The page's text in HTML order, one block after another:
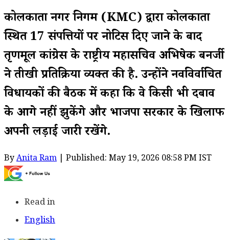
कोलकाता नगर निगम (KMC) द्वारा कोलकाता
स्थित 17 संपत्तियों पर नोटिस दिए जाने के बाद
तृणमूल कांग्रेस के राष्ट्रीय महासचिव अभिषेक बनर्जी
ने तीखी प्रतिक्रिया व्यक्त की है. उन्होंने नवविर्वाचित
विधायकों की बैठक में कहा कि वे किसी भी दबाव
के आगे नहीं झुकेंगे और भाजपा सरकार के खिलाफ
अपनी लड़ाई जारी रखेंगे.
ByAnita Ram | Published: May 19, 2026 08:58 PM IST
Read in
English